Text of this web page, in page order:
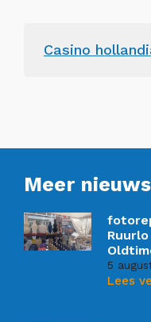
Casino
Meer nieuws
5
Lees